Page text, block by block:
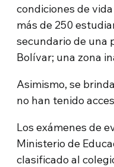
condiciones de
más de 250
secundario de una
Bolívar; una zona
Asimismo, se
no han tenido
Los exámenes de
Ministerio de
clasificado al